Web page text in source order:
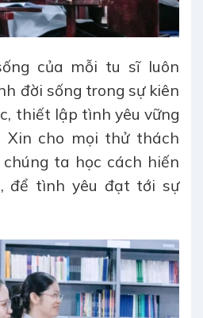
của mỗi tu sĩ luôn
đời sống trong sự kiên
thiết lập tình yêu vững
Xin cho mọi thử thách
ta học cách hiến
để tình yêu đạt tới sự